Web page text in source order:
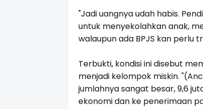
"Jadi uangnya udah habis.
untuk menyekolahkan anak,
walaupun ada BPJS kan perlu
Terbukti, kondisi ini disebut
menjadi kelompok miskin.
jumlahnya sangat besar, 9,6
ekonomi dan ke penerimaan